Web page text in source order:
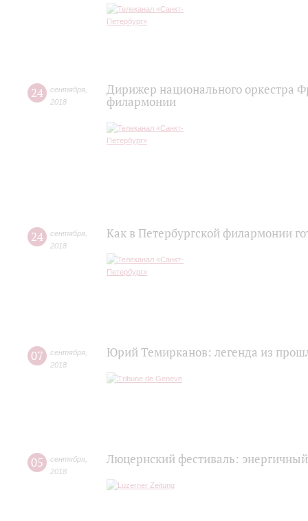
24 сентября
2018
Дирижер национального оркестра
филармонии
24 сентября
2018
Как в Петербургской филармонии
07 сентября
2018
Юрий Темирканов: легенда из
05 сентября
2018
Люцернский фестиваль: